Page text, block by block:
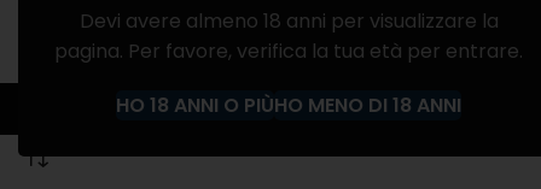
Devi avere almeno 18 anni per visualizzare la
pagina. Per favore, verifica la tua età per entrare.
HO 18 ANNI O PIÙHO MENO DI 18 ANNI
Bastianich Winery